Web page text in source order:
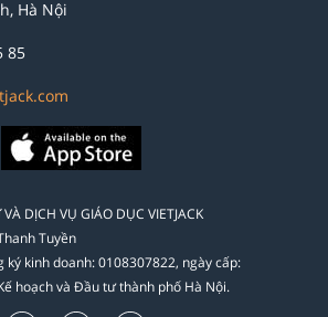
Hà Nội
85
DỊCH VỤ GIÁO DỤC VIETJACK
Tuyền
ký kinh doanh: 0108307822, ngày cấp:
hoạch và Đầu tư thành phố Hà Nội.